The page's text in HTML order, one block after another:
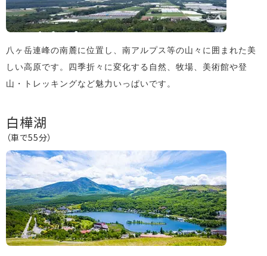
八ヶ岳連峰の南麓に位置し、南アルプス等の山々に囲まれた美
しい高原です。四季折々に変化する自然、牧場、美術館や登
山・トレッキングなど魅力いっぱいです。
白樺湖
（車で55分）